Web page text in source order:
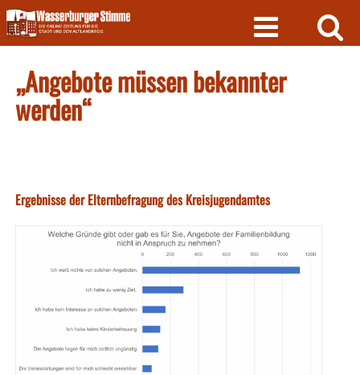
Skip
to
content
„Angebote müssen bekannter
werden“
Ergebnisse der Elternbefragung des Kreisjugendamtes